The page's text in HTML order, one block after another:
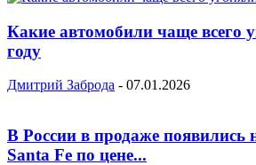
Какие автомобили чаще всего
году
Дмитрий Заброда - 07.01.2026
В России в продаже появились
Santa Fe по цене...